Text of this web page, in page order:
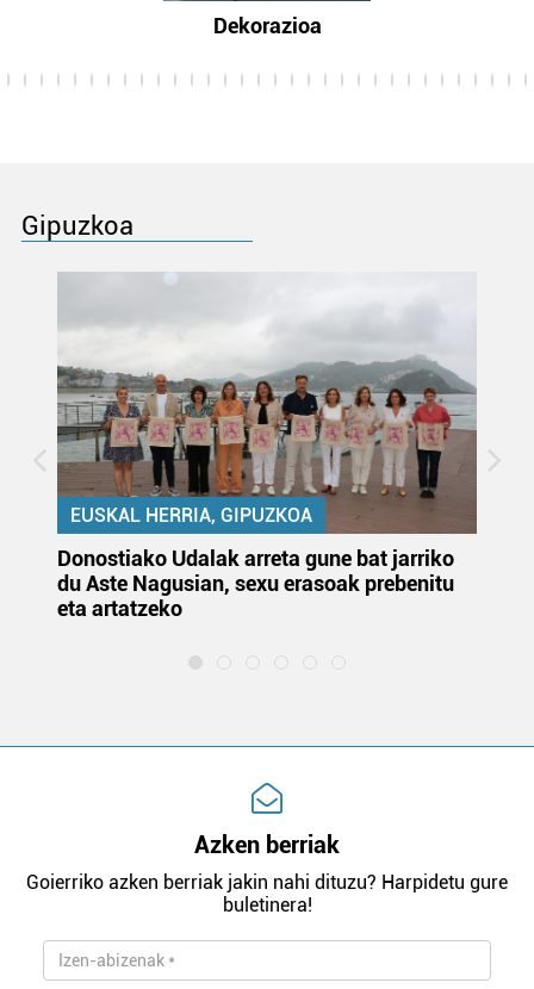
Dekorazioa
Gipuzkoa
EUSKAL HERRIA, GIPUZKOA
Donostiako Udalak arreta gune bat jarriko
du Aste Nagusian, sexu erasoak prebenitu
eta artatzeko
Azken berriak
Goierriko azken berriak jakin nahi dituzu? Harpidetu gure
buletinera!